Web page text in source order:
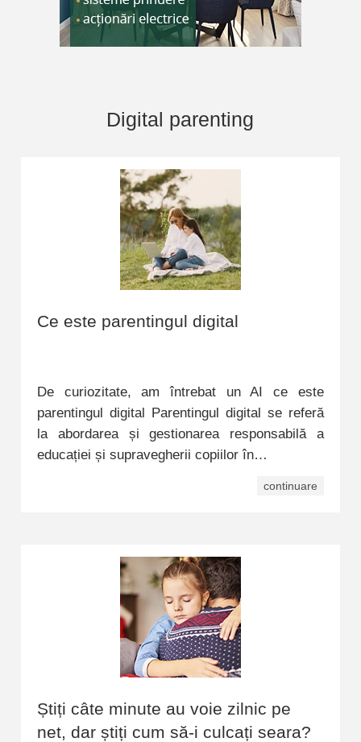
Digital parenting
Ce este parentingul digital
De curiozitate, am întrebat un AI ce este
parentingul digital Parentingul digital se referă
la abordarea și gestionarea responsabilă a
educației și supravegherii copiilor în…
continuare
Știți câte minute au voie zilnic pe
net, dar știți cum să-i culcați seara?